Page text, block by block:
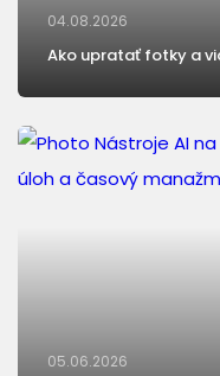
04.08.2026
Ako upratať fotky a
05.06.2026